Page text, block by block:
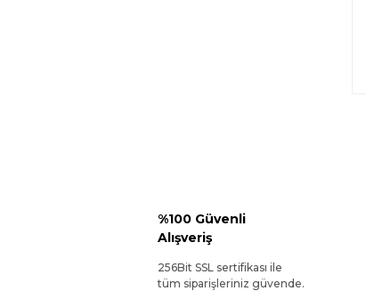
%100 Güvenli
Alışveriş
256Bit SSL sertifikası ile
tüm siparişleriniz güvende.